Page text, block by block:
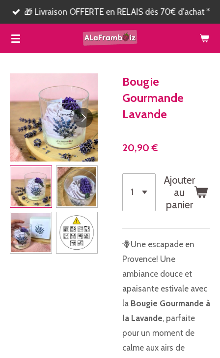
Passer
au
contenu
principal
🎁 Livraison OFFERTE en RELAIS dès 70€ d'achat *
Bougie
Gourmande
Lavande
20,90 €
Ajouter
au
panier
🪻Une escapade en
Provence! Une
ambiance douce et
apaisante estivale avec
la Bougie Gourmande à
la Lavande, parfaite
pour un moment de
calme aux airs de